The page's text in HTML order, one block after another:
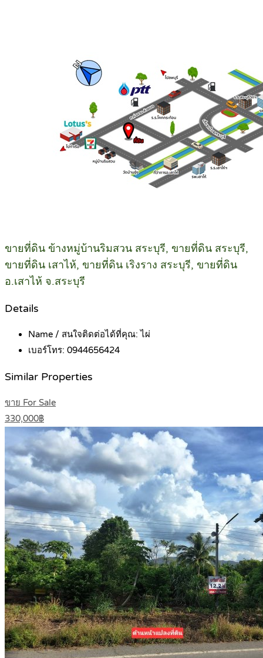
ขายที่ดิน ข้างหมู่บ้านริมสวน สระบุรี, ขายที่ดิน สระบุรี,
ขายที่ดิน เสาไห้, ขายที่ดิน เริงราง สระบุรี, ขายที่ดิน
อ.เสาไห้ จ.สระบุรี
Details
Name / สนใจติดต่อได้ที่คุณ: ไผ่
เบอร์โทร: 0944656424
Similar Properties
ขาย For Sale
330,000฿